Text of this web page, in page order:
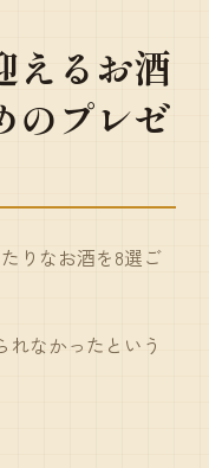
えるお酒
のプレゼ
りなお酒を8選ご
れなかったという